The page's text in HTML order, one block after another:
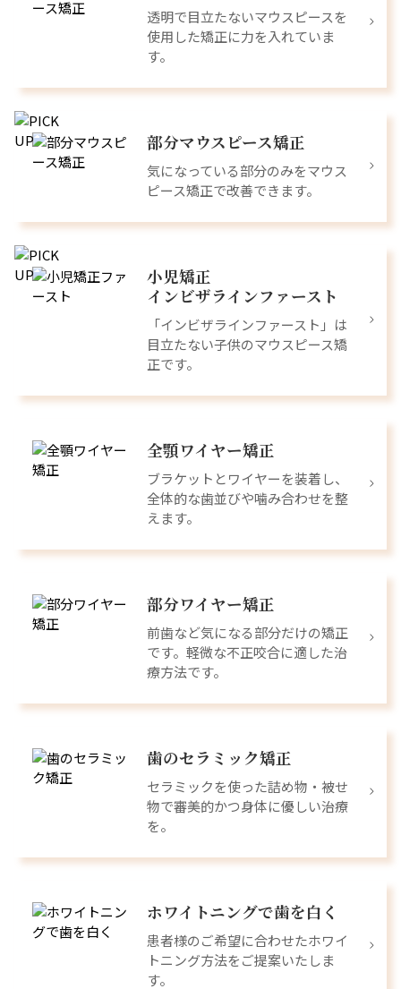
透明で目立たないマウスピースを
使用した矯正に力を入れていま
す。
部分マウスピース矯正
気になっている部分のみをマウス
ピース矯正で改善できます。
小児矯正
インビザラインファースト
「インビザラインファースト」は
目立たない子供のマウスピース矯
正です。
全顎ワイヤー矯正
ブラケットとワイヤーを装着し、
全体的な歯並びや噛み合わせを整
えます。
部分ワイヤー矯正
前歯など気になる部分だけの矯正
です。軽微な不正咬合に適した治
療方法です。
歯のセラミック矯正
セラミックを使った詰め物・被せ
物で審美的かつ身体に優しい治療
を。
ホワイトニングで歯を白く
患者様のご希望に合わせたホワイ
トニング方法をご提案いたしま
す。